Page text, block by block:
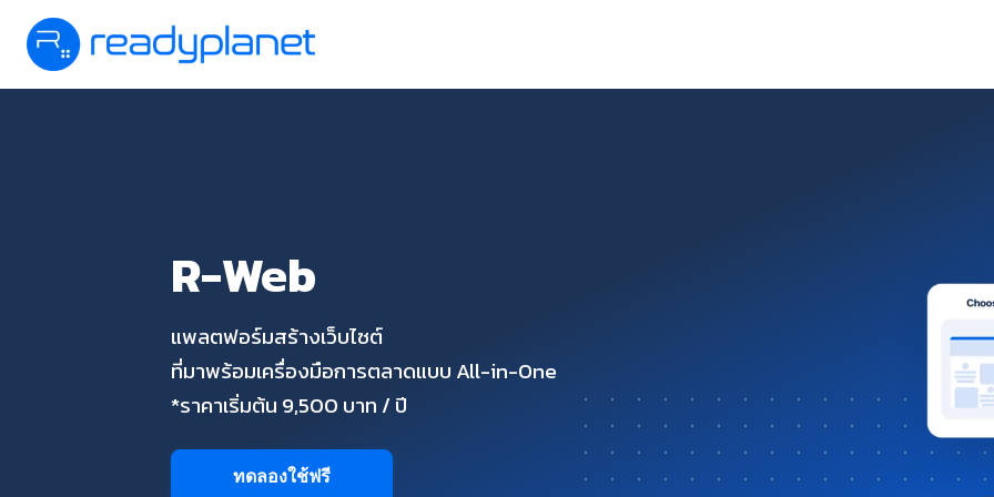
R-Web
แพลตฟอร์มสร้างเว็บไซต์
ที่มาพร้อมเครื่องมือการตลาดแบบ All-in-One
*ราคาเริ่มต้น 9,500 บาท / ปี
ทดลองใช้ฟรี